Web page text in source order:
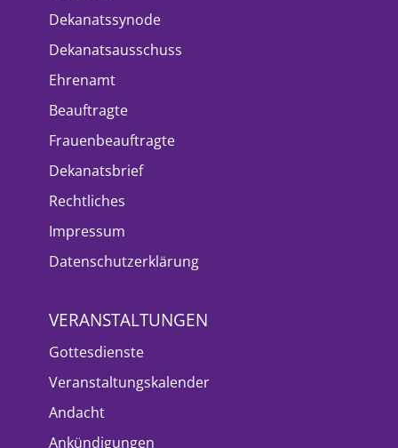
Dekanatssynode
Dekanatsausschuss
Ehrenamt
Beauftragte
Frauenbeauftragte
Dekanatsbrief
Rechtliches
Impressum
Datenschutzerklärung
VERANSTALTUNGEN
Gottesdienste
Veranstaltungskalender
Andacht
Ankündigungen